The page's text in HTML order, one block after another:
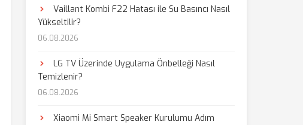
Vaillant Kombi F22 Hatası ile Su Basıncı Nasıl
Yükseltilir?
06.08.2026
LG TV Üzerinde Uygulama Önbelleği Nasıl
Temizlenir?
06.08.2026
Xiaomi Mi Smart Speaker Kurulumu Adım